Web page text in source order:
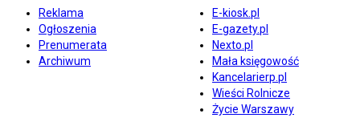
Reklama
Ogłoszenia
Prenumerata
Archiwum
E-kiosk.pl
E-gazety.pl
Nexto.pl
Mała księgowość
Kancelarierp.pl
Wieści Rolnicze
Życie Warszawy